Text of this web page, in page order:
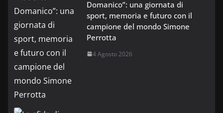
Domanico”: una giornata di
sport, memoria e futuro con il
campione del mondo Simone
Perrotta
4 Agosto 2026